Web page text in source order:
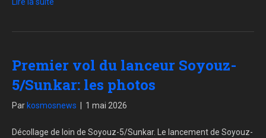
Lire la suite
Premier vol du lanceur Soyouz-
5/Sunkar: les photos
Par kosmosnews 1 mai 2026
Décollage de loin de Soyouz-5/Sunkar. Le lancement de Soyouz-